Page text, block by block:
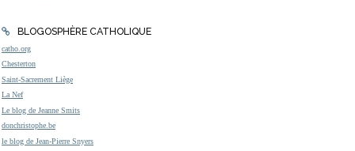
BLOGOSPHÈRE CATHOLIQUE
catho.org
Chesterton
Saint-Sacrement Liège
La Nef
Le blog de Jeanne Smits
donchristophe.be
le blog de Jean-Pierre Snyers